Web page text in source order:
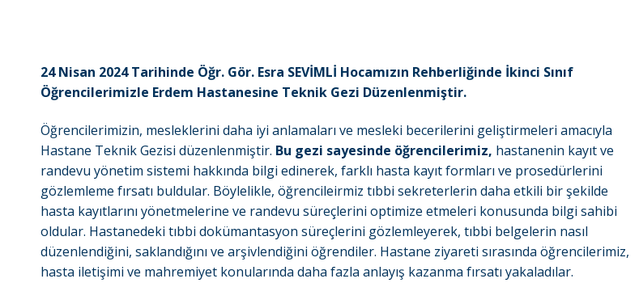
24 Nisan 2024 Tarihinde Öğr. Gör. Esra SEVİMLİ Hocamızın Rehberliğinde İkinci Sınıf
Öğrencilerimizle Erdem Hastanesine Teknik Gezi Düzenlenmiştir.
Öğrencilerimizin, mesleklerini daha iyi anlamaları ve mesleki becerilerini geliştirmeleri amacıyla
Hastane Teknik Gezisi düzenlenmiştir. Bu gezi sayesinde öğrencilerimiz, hastanenin kayıt ve
randevu yönetim sistemi hakkında bilgi edinerek, farklı hasta kayıt formları ve prosedürlerini
gözlemleme fırsatı buldular. Böylelikle, öğrencileirmiz tıbbi sekreterlerin daha etkili bir şekilde
hasta kayıtlarını yönetmelerine ve randevu süreçlerini optimize etmeleri konusunda bilgi sahibi
oldular. Hastanedeki tıbbi dokümantasyon süreçlerini gözlemleyerek, tıbbi belgelerin nasıl
düzenlendiğini, saklandığını ve arşivlendiğini öğrendiler. Hastane ziyareti sırasında öğrencilerimiz,
hasta iletişimi ve mahremiyet konularında daha fazla anlayış kazanma fırsatı yakaladılar.